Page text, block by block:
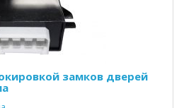
замков дверей